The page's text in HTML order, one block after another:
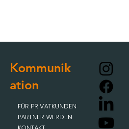
Kommunik
ation
FÜR PRIVATKUNDEN
PARTNER WERDEN